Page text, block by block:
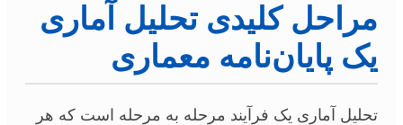
مراحل کلیدی تحلیل آماری
یک پایان‌نامه معماری
تحلیل آماری یک فرآیند مرحله به مرحله است که هر